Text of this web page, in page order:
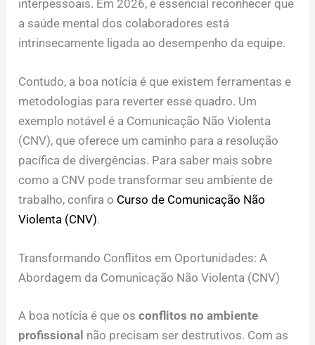
interpessoais. Em 2026, é essencial reconhecer que
a saúde mental dos colaboradores está
intrinsecamente ligada ao desempenho da equipe.
Contudo, a boa notícia é que existem ferramentas e
metodologias para reverter esse quadro. Um
exemplo notável é a Comunicação Não Violenta
(CNV), que oferece um caminho para a resolução
pacífica de divergências. Para saber mais sobre
como a CNV pode transformar seu ambiente de
trabalho, confira o Curso de Comunicação Não
Violenta (CNV).
Transformando Conflitos em Oportunidades: A
Abordagem da Comunicação Não Violenta (CNV)
A boa notícia é que osconflitos no ambiente
profissional não precisam ser destrutivos. Com as